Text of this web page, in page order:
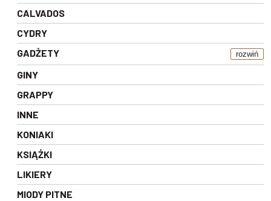
CALVADOS
CYDRY
GADŻETY
rozwiń
GINY
GRAPPY
INNE
KONIAKI
KSIĄŻKI
LIKIERY
MIODY PITNE